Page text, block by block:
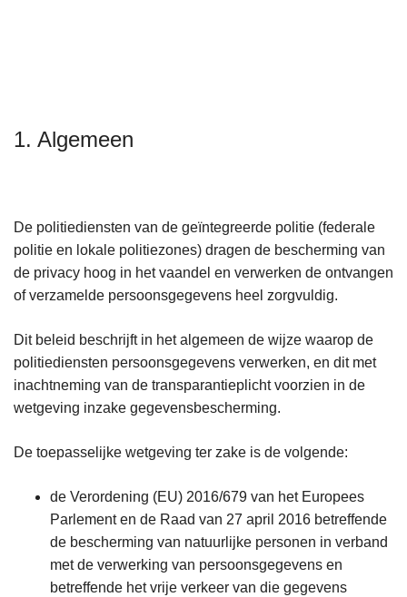
1. Algemeen
De politiediensten van de geïntegreerde politie (federale
politie en lokale politiezones) dragen de bescherming van
de privacy hoog in het vaandel en verwerken de ontvangen
of verzamelde persoonsgegevens heel zorgvuldig.
Dit beleid beschrijft in het algemeen de wijze waarop de
politiediensten persoonsgegevens verwerken, en dit met
inachtneming van de transparantieplicht voorzien in de
wetgeving inzake gegevensbescherming.
De toepasselijke wetgeving ter zake is de volgende:
de Verordening (EU) 2016/679 van het Europees
Parlement en de Raad van 27 april 2016 betreffende
de bescherming van natuurlijke personen in verband
met de verwerking van persoonsgegevens en
betreffende het vrije verkeer van die gegevens